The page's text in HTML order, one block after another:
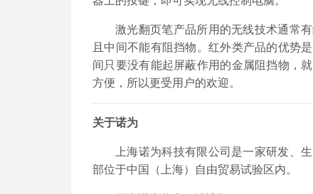
激光翻页笔产品所用的无线技术通常
且中间不能有阻挡物。红外类产品的优势
间只要没有能起屏蔽作用的金属阻挡物，
方便，所以更受用户的欢迎。
关于诺为
上海诺为科技有限公司是一家研发、
部位于中国（上海）自由贸易试验区内。